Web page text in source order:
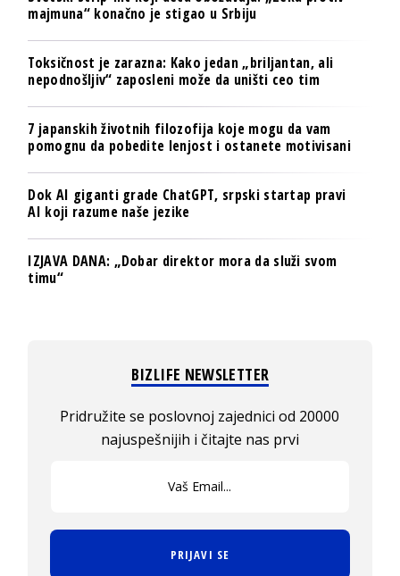
majmuna“ konačno je stigao u Srbiju
Toksičnost je zarazna: Kako jedan „briljantan, ali
nepodnošljiv“ zaposleni može da uništi ceo tim
7 japanskih životnih filozofija koje mogu da vam
pomognu da pobedite lenjost i ostanete motivisani
Dok AI giganti grade ChatGPT, srpski startap pravi
AI koji razume naše jezike
IZJAVA DANA: „Dobar direktor mora da služi svom
timu“
BIZLIFE NEWSLETTER
Pridružite se poslovnoj zajednici od 20000
najuspešnijih i čitajte nas prvi
PRIJAVI SE